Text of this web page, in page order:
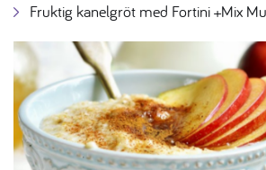
Fruktig kanelgröt med Fortini +Mix